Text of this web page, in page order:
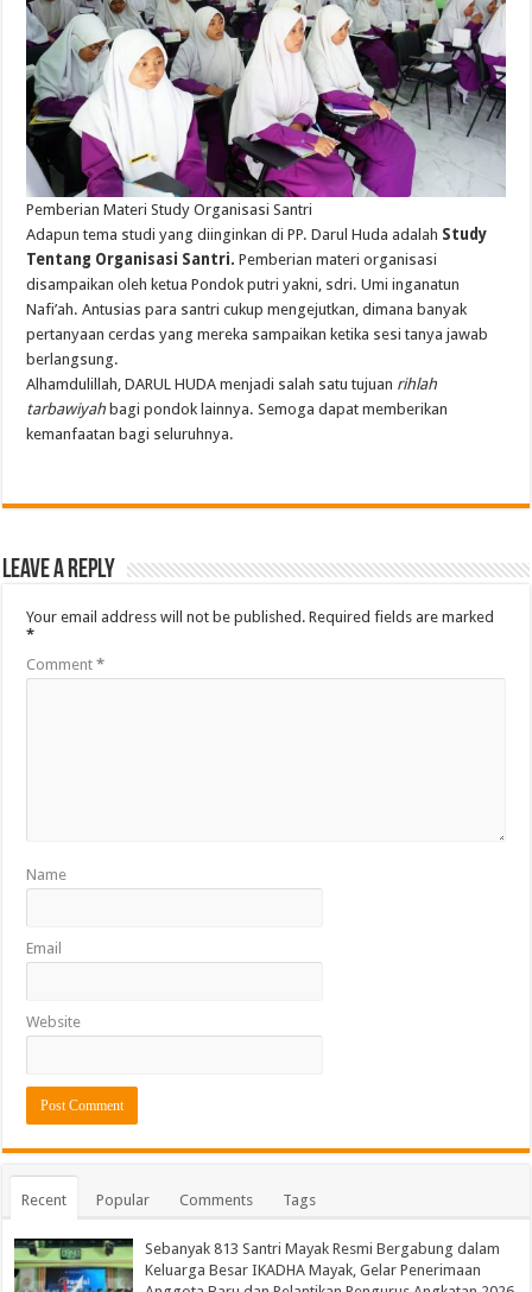
Pemberian Materi StudyOrganisasi Santri
Adapun tema studi yangdiinginkan di PP.Darul Hudaadalah Study
Tentang Organisasi Santri.Pemberian materi organisasi
disampaikan oleh ketua Pondok putri yakni, sdri.Umi inganatun
Nafi’ah.Antusias para santri cukup mengejutkan,dimana banyak
pertanyaan cerdas yangmereka sampaikan ketika sesi tanya jawab
berlangsung.
Alhamdulillah, DARUL HUDAmenjadi salah satu tujuan rihlah
tarbawiyah bagi pondok lainnya.Semoga dapat memberikan
kemanfaatan bagi seluruhnya.
Leave a Reply
Your email address will not be published. Required fields are marked
*
Comment*
Name
Email
Website
Recent Popular Comments Tags
Sebanyak 813 Santri Mayak Resmi Bergabung dalam
Keluarga Besar IKADHA Mayak, Gelar Penerimaan